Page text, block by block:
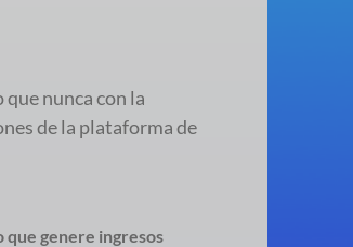
que nunca con la
de la plataforma de
genere ingresos